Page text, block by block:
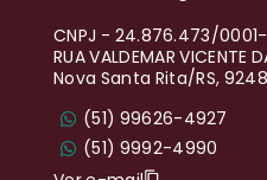
CNPJ - 24.876.473/0001-
RUA VALDEMAR
Nova Santa Rita/RS,
(51) 99626-4927
(51) 9992-4990